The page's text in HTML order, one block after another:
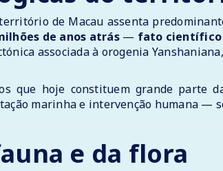
de Macau assenta
de anos atrás— fato científico
associada à orogenia
que hoje constituem grande parte
marinha e intervenção humana —
e da flora